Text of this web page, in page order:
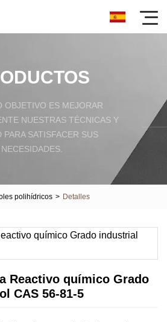
OBJETIVO ES MEJORAR
NUESTRAS TÉCNICAS Y
PARA SATISFACER SUS
NECESIDADES.
polihídricos > Detalles
Reactivo químico Grado
CAS 56-81-5